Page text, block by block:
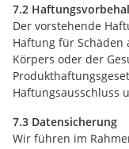
7.2
Der vorstehende
Haftung für Schäden
Körpers oder der
Haftungsausschluss
7.3 Datensicherung
Wir führen im